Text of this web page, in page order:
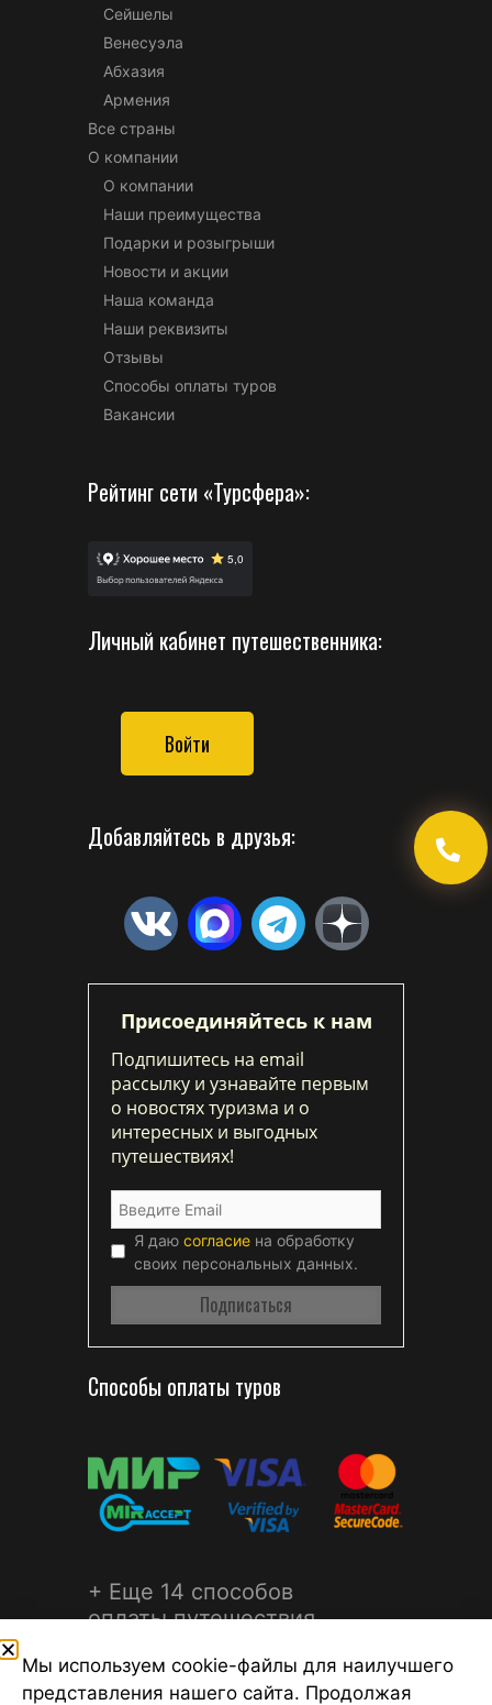
Сейшелы
Венесуэла
Абхазия
Армения
Все страны
О компании
О компании
Наши преимущества
Подарки и розыгрыши
Новости и акции
Наша команда
Наши реквизиты
Отзывы
Способы оплаты туров
Вакансии
Рейтинг сети «Турсфера»:
Личный кабинет путешественника:
Войти
Добавляйтесь в друзья:
Присоединяйтесь к нам
Подпишитесь на email
рассылку и узнавайте первым
о новостях туризма и о
интересных и выгодных
путешествиях!
Я даю согласие на обработку
своих персональных данных.
Способы оплаты туров
+ Еще 14 способов
оплаты путешествия
Мы используем cookie-файлы для наилучшего
представления нашего сайта. Продолжая